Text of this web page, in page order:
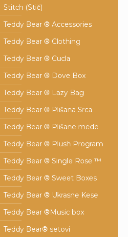
Stitch (Stič)
Teddy Bear ® Accessories
Teddy Bear ® Clothing
Teddy Bear ® Cucla
Teddy Bear ® Dove Box
Teddy Bear ® Lazy Bag
Teddy Bear ® Plišana Srca
Teddy Bear ® Plišane mede
Teddy Bear ® Plush Program
Teddy Bear ® Single Rose ™
Teddy Bear ® Sweet Boxes
Teddy Bear ® Ukrasne Kese
Teddy Bear ®Music box
Teddy Bear® setovi